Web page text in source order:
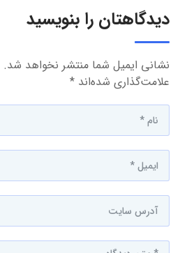
دیدگاهتان را بنویسید
نشانی ایمیل شما منتشر نخواهد شد.
علامت‌گذاری شده‌اند *